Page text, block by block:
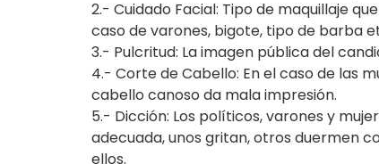
2.- Cuidado Facial: Tipo de maquillaje
caso de varones, bigote, tipo de barba
3.- Pulcritud: La imagen pública del
4.- Corte de Cabello: En el caso de las
cabello canoso da mala impresión.
5.- Dicción: Los políticos, varones y
adecuada, unos gritan, otros duermen
ellos.